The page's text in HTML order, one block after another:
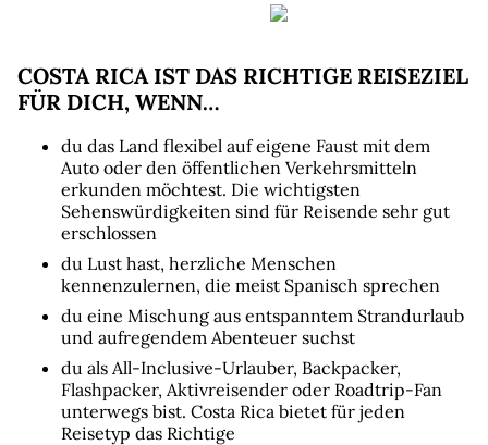
COSTA RICA IST DAS RICHTIGE REISEZIEL
FÜR DICH, WENN…
du das Land flexibel auf eigene Faust mit dem
Auto oder den öffentlichen Verkehrsmitteln
erkunden möchtest. Die wichtigsten
Sehenswürdigkeiten sind für Reisende sehr gut
erschlossen
du Lust hast, herzliche Menschen
kennenzulernen, die meist Spanisch sprechen
du eine Mischung aus entspanntem Strandurlaub
und aufregendem Abenteuer suchst
du als All-Inclusive-Urlauber, Backpacker,
Flashpacker, Aktivreisender oder Roadtrip-Fan
unterwegs bist. Costa Rica bietet für jeden
Reisetyp das Richtige